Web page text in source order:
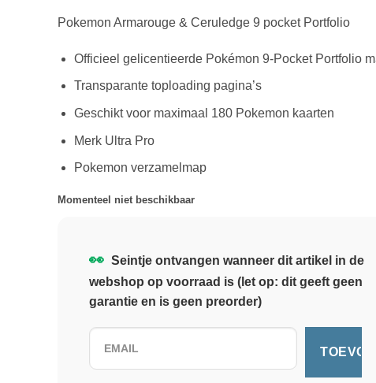
Pokemon Armarouge & Ceruledge 9 pocket Portfolio
Officieel gelicentieerde Pokémon 9-Pocket Portfolio
Transparante toploading pagina’s
Geschikt voor maximaal 180 Pokemon kaarten
Merk Ultra Pro
Pokemon verzamelmap
Momenteel niet beschikbaar
👀 Seintje ontvangen wanneer dit artikel in de
webshop op voorraad is (let op: dit geeft geen
garantie en is geen preorder)